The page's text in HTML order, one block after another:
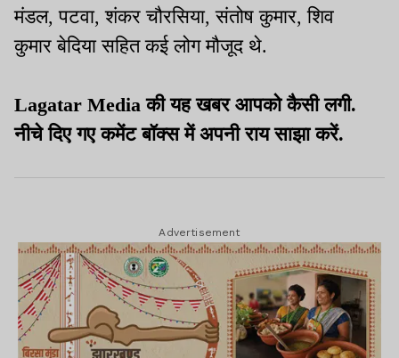
मंडल, पटवा, शंकर चौरसिया, संतोष कुमार, शिव
कुमार बेदिया सहित कई लोग मौजूद थे.
Lagatar Media की यह खबर आपको कैसी लगी.
नीचे दिए गए कमेंट बॉक्स में अपनी राय साझा करें.
Advertisement